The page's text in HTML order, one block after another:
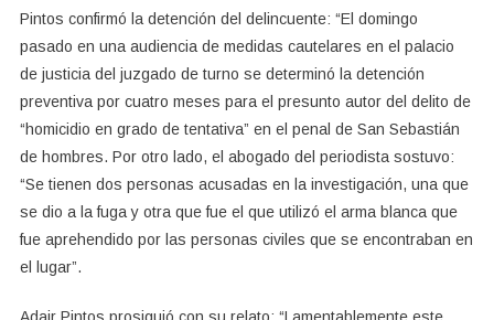
Pintos confirmó la detención del delincuente: “El domingo
pasado en una audiencia de medidas cautelares en el palacio
de justicia del juzgado de turno se determinó la detención
preventiva por cuatro meses para el presunto autor del delito de
“homicidio en grado de tentativa” en el penal de San Sebastián
de hombres. Por otro lado, el abogado del periodista sostuvo:
“Se tienen dos personas acusadas en la investigación, una que
se dio a la fuga y otra que fue el que utilizó el arma blanca que
fue aprehendido por las personas civiles que se encontraban en
el lugar”.